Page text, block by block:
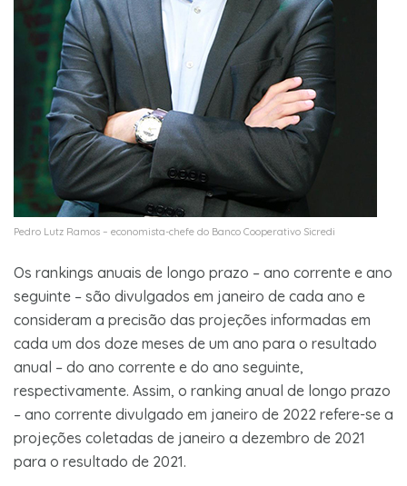
Pedro Lutz Ramos – economista-chefe do Banco Cooperativo Sicredi
Os rankings anuais de longo prazo – ano corrente e ano
seguinte – são divulgados em janeiro de cada ano e
consideram a precisão das projeções informadas em
cada um dos doze meses de um ano para o resultado
anual – do ano corrente e do ano seguinte,
respectivamente. Assim, o ranking anual de longo prazo
– ano corrente divulgado em janeiro de 2022 refere-se a
projeções coletadas de janeiro a dezembro de 2021
para o resultado de 2021.